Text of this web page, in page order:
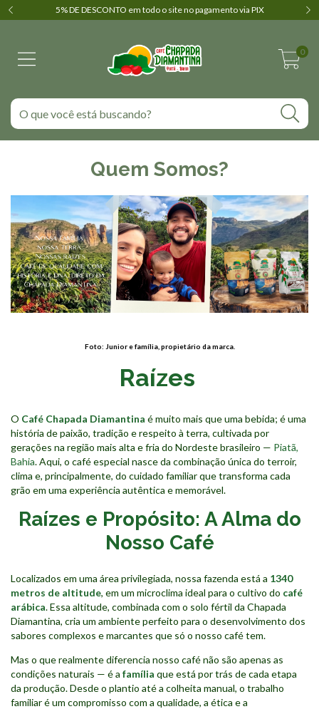
5% DE DESCONTO em todo o site no pagamento via PIX
0
Quem Somos?
Foto: Junior e família, propietário da marca.
Raízes
O Café Chapada Diamantina é muito mais que uma bebida; é uma
história de paixão, tradição e respeito à terra, cultivada por
gerações na região mais alta e fria do Nordeste brasileiro — Piatã,
Bahia. Aqui, o café especial nasce da combinação única do terroir,
clima e, principalmente, do cuidado familiar que transforma cada
grão em uma experiência autêntica e memorável.
Raízes e Propósito: A Alma do
Nosso Café
Localizados em uma área privilegiada, nossa fazenda está a 1340
metros de altitude, em um microclima ideal para o cultivo do café
arábica. Essa altitude, combinada com o solo fértil da Chapada
Diamantina, cria um ambiente perfeito para o desenvolvimento dos
sabores complexos e marcantes que só o nosso café tem.
Mas o que realmente diferencia nosso café não são apenas as
condições naturais — é a família que está por trás de cada etapa
da produção. Desde o plantio até a colheita manual, o trabalho
familiar é um compromisso com a qualidade, a ética e a